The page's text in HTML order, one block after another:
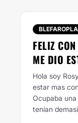
FELIZ
ME DIO
Hola soy
estar mas
Ocupaba
tenían